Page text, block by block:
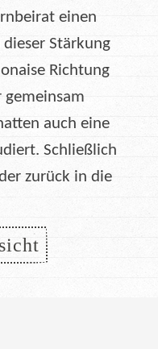
einen
Stärkung
Richtung
gemeinsam
auch eine
Schließlich
zurück in die